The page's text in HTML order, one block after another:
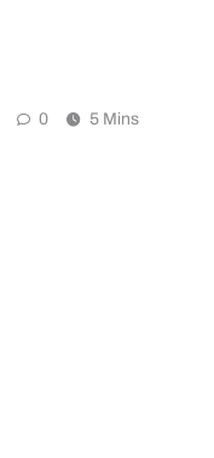
0 5 Mins